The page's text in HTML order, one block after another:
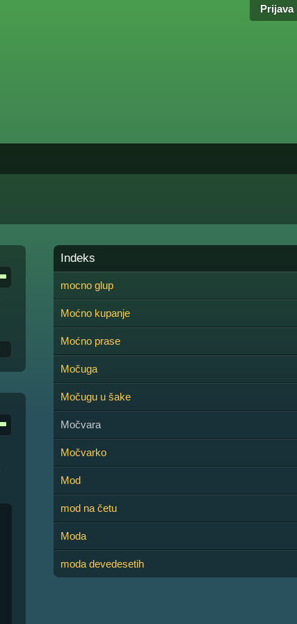
Prijava
Indeks
mocno glup
Moćno kupanje
Moćno prase
Močuga
Močugu u šake
Močvara
Močvarko
Mod
mod na četu
Moda
moda devedesetih